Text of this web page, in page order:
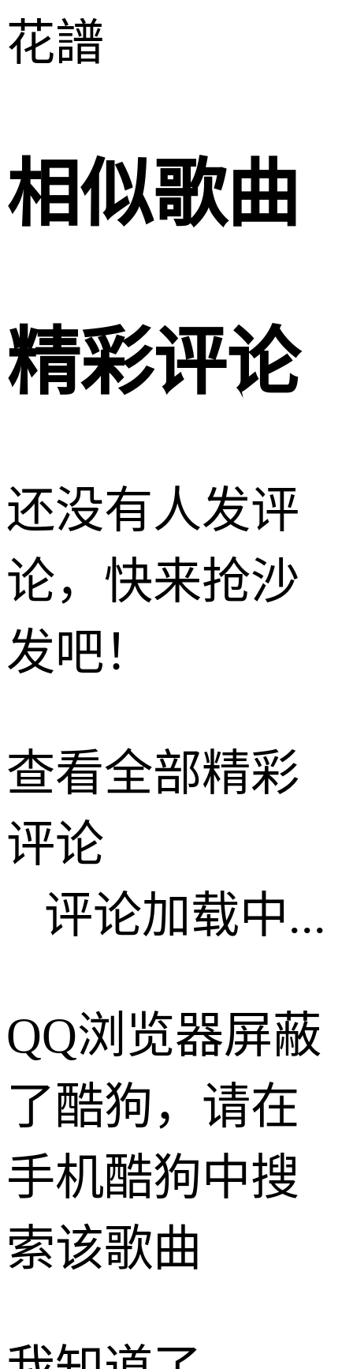
花譜
相似歌曲
精彩评论
还没有人发评
论，快来抢沙
发吧！
查看全部精彩
评论
评论加载中...
QQ浏览器屏蔽
了酷狗，请在
手机酷狗中搜
索该歌曲